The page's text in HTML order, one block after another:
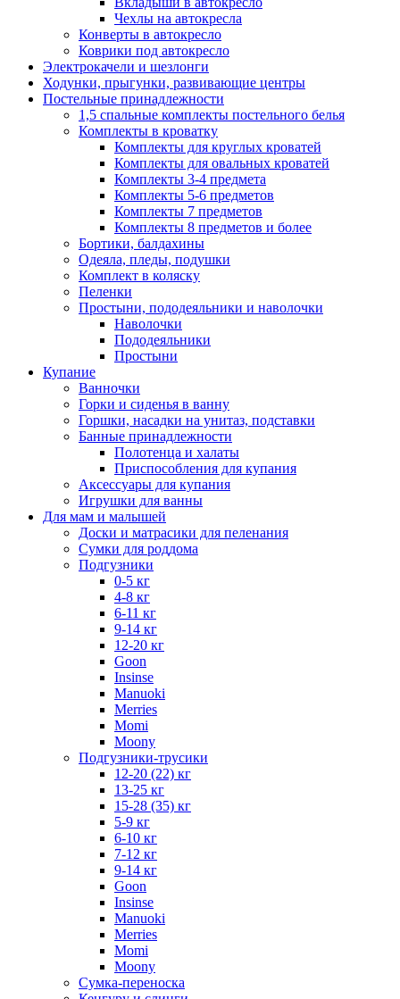
Чехлы на автокресла
Конверты в автокресло
Коврики под автокресло
Электрокачели и шезлонги
Ходунки, прыгунки, развивающие центры
Постельные принадлежности
1,5 спальные комплекты постельного белья
Комплекты в кроватку
Комплекты для круглых кроватей
Комплекты для овальных кроватей
Комплекты 3-4 предмета
Комплекты 5-6 предметов
Комплекты 7 предметов
Комплекты 8 предметов и более
Бортики, балдахины
Одеяла, пледы, подушки
Комплект в коляску
Пеленки
Простыни, пододеяльники и наволочки
Наволочки
Пододеяльники
Простыни
Купание
Ванночки
Горки и сиденья в ванну
Горшки, насадки на унитаз, подставки
Банные принадлежности
Полотенца и халаты
Приспособления для купания
Аксессуары для купания
Игрушки для ванны
Для мам и малышей
Доски и матрасики для пеленания
Сумки для роддома
Подгузники
0-5 кг
4-8 кг
6-11 кг
9-14 кг
12-20 кг
Goon
Insinse
Manuoki
Merries
Momi
Moony
Подгузники-трусики
12-20 (22) кг
13-25 кг
15-28 (35) кг
5-9 кг
6-10 кг
7-12 кг
9-14 кг
Goon
Insinse
Manuoki
Merries
Momi
Moony
Сумка-переноска